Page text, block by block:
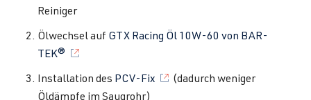
Reiniger
Ölwechsel auf GTX Racing Öl 10W-60 von BAR-
TEK®
Installation des PCV-Fix
(dadurch weniger
Öldämpfe im Saugrohr)